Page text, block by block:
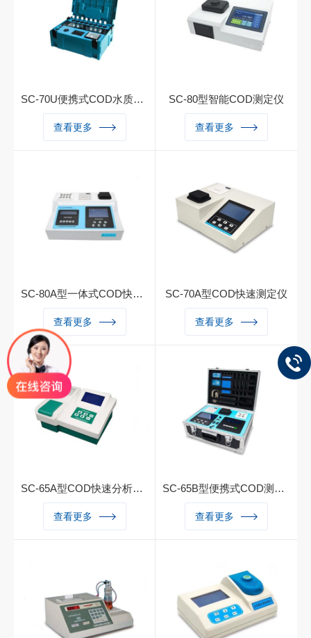
仪，COD测定仪，COD快速
测定仪，cod快速测定仪，C
OD检测仪，cod水质分析
仪，台式COD测试仪，COD
种需求，可在化工、石油、焦
等工业废水及各种生活污水监
测应用。能够广泛的应用于各
水）废水的检测。
分析仪，台式COD测试仪，C
OD快速分析仪可适合不同用
户的多种需求，可在化工、石
活污水监测应用。能够广泛的
城市污水、生活污水及江湖流
域地表水）废水的检测。
SC-70U便携式COD水质检测仪
一、仪器简介SC-70U便携式
COD水质检测仪，采用触控
式整机设计提升了用户的使用
操作体验
查看更多
SC-80型智能COD测定仪
一、产品简介：SC-80B智能
触屏COD水质分析仪，采用
整机设计提升了用户的使用操
作体验
查看更多
SC-80A型一体式COD快速测试仪
一、产品简介：SC-80A型CO
D快速测定仪具有冷光源，大
屏幕中文操作，连接电脑、打
印机，30000条历史记录，7
点自动校正，消解测量一体机
COD双波长，同时消解12个
水样二、仪器描述：该产品将
经典的比色法与先进的计算机
目视比色法，消除了人为误
查看更多
SC-70A型COD快速测定仪
一、产品简介：量程双波长测
定，冷光源，汉字显示，带打
印，连接电脑，100条曲线，
实时时钟，自动校正
查看更多
SC-65A型COD快速分析仪|检测仪|测定仪
一、主要功能：首创SC-65A
型COD快速测定仪由专用消
回归、曲线储存和数据打印等
查看更多
SC-65B型便携式COD测定仪
一、产品介绍首创SC-65B型
便携式化学需氧量速测仪是我
的一体化智能仪器
查看更多